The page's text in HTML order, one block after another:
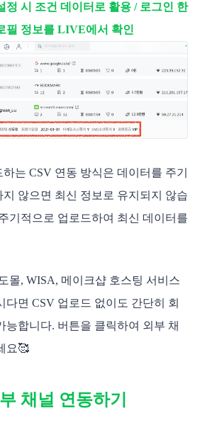
정 시 조건 데이터로 활용 / 로그인 한
필 정보를 LIVE에서 확인
는 CSV 연동 방식은 데이터를 주기
않으면 최신 정보로 유지되지 않습
기적으로 업로드하여 최신 데이터를
몰, WISA, 메이크샵 호스팅 서비스
다면 CSV 업로드 없이도 간단히 회
능합니다. 버튼을 클릭하여 외부 채
요🥰
채널 연동하기